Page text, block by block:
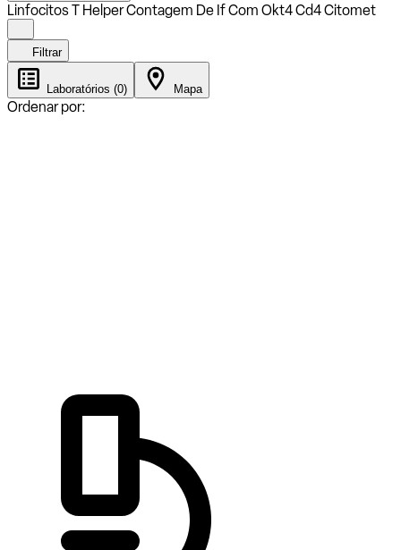
Linfocitos T Helper Contagem De If Com Okt4 Cd4 Citomet
Filtrar
Laboratórios (0) Mapa
Ordenar por: